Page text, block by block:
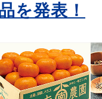
を発表！